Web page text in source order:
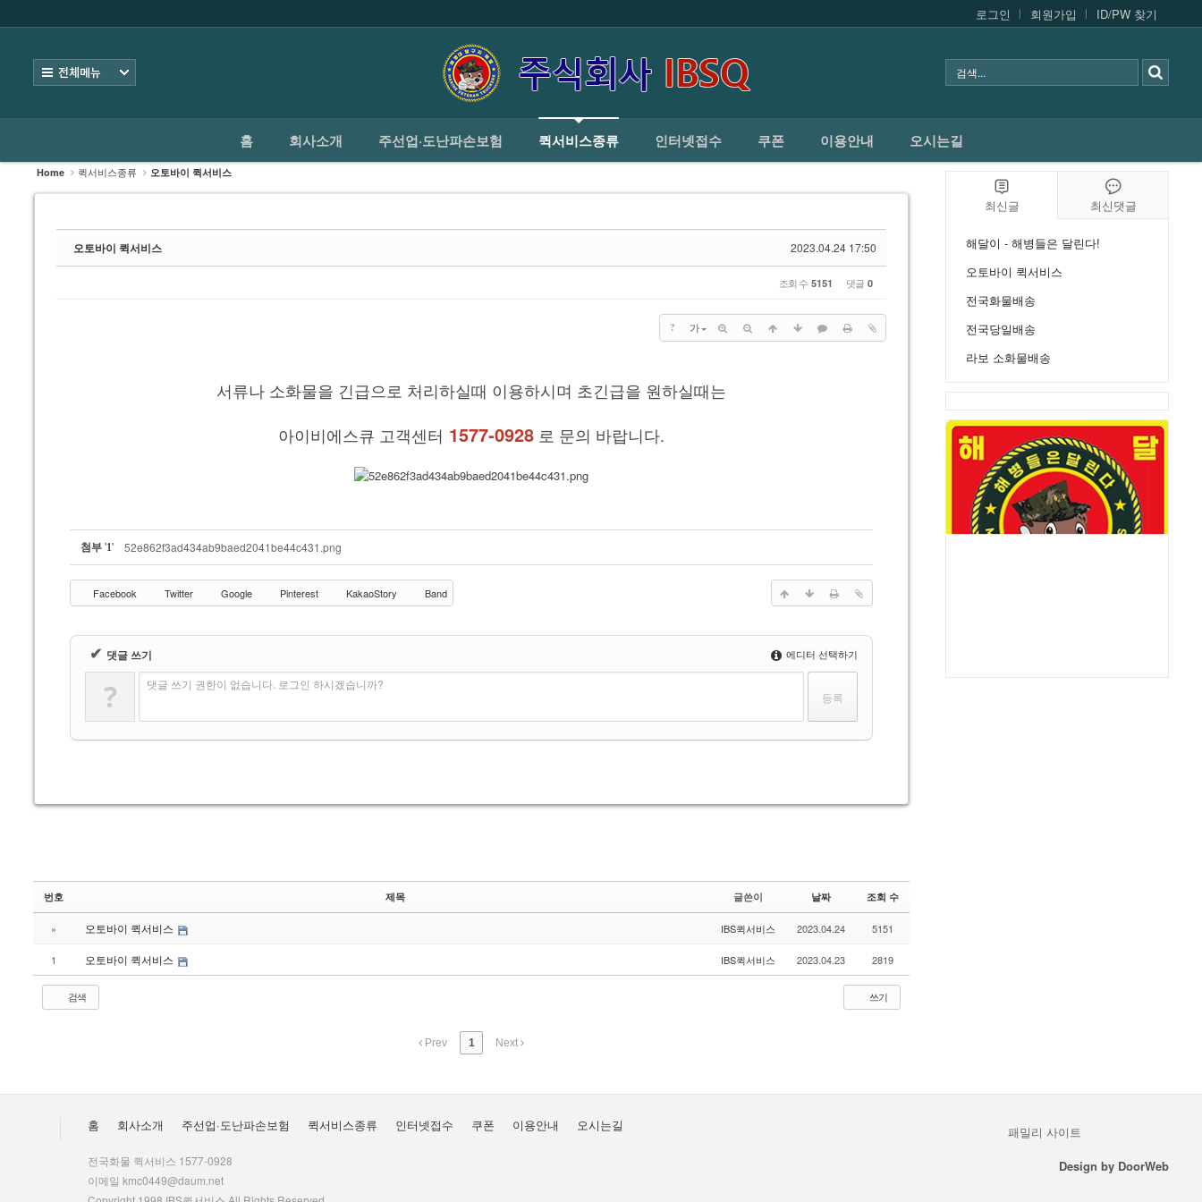
로그인
회원가입 ID/PW 찾기
홈 회사소개 주선업·도난파손보험 퀵서비스종류 인터넷접수 쿠폰 이용안내 오시는길
최신글 최신댓글
해달이 - 해병들은 달린다!
오토바이 퀵서비스
전국화물배송
전국당일배송
라보 소화물배송
Home 퀵서비스종류 오토바이 퀵서비스
2023.04.24 17:50
오토바이 퀵서비스
조회 수 5151 댓글 0
? 가
서류나 소화물을 긴급으로 처리하실때 이용하시며 초긴급을 원하실때는
아이비에스큐 고객센터 1577-0928 로 문의 바랍니다.
첨부'1' 52e862f3ad434ab9baed2041be44c431.png
Facebook Twitter Google Pinterest KakaoStory Band
✔ 댓글 쓰기 에디터 선택하기
? 댓글 쓰기 권한이 없습니다. 로그인 하시겠습니까?
번호 제목 글쓴이 날짜 조회 수
» 오토바이 퀵서비스 IBS퀵서비스 2023.04.24 5151
1 오토바이 퀵서비스 IBS퀵서비스 2023.04.23 2819
검색 쓰기
Prev 1 Next
홈 회사소개 주선업·도난파손보험 퀵서비스종류 인터넷접수 쿠폰 이용안내 오시는길
전국화물 퀵서비스 1577-0928
이메일 kmc0449@daum.net
패밀리 사이트
Design by DoorWeb
퀵서비스종류
- 다마스 소화물 배송